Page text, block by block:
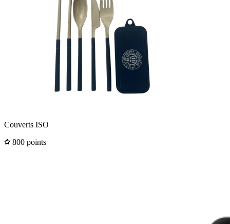
Couverts ISO
800 points